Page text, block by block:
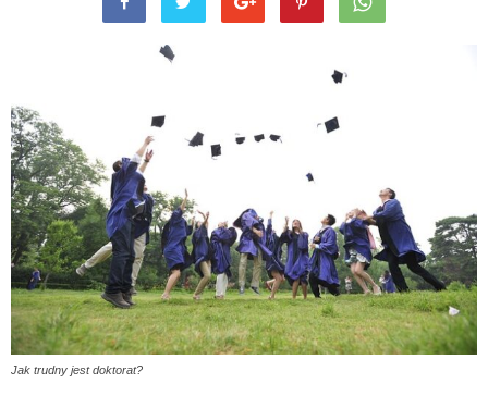
Jak trudny jest doktorat?